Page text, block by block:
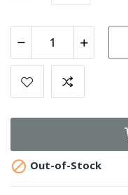
 Out-of-Stock